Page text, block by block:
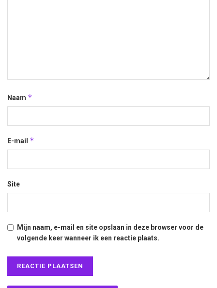
Naam *
E-mail *
Site
Mijn naam, e-mail en site opslaan in deze browser voor de
volgende keer wanneer ik een reactie plaats.